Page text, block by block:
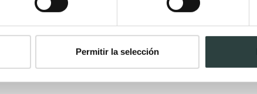
Permitir la selección